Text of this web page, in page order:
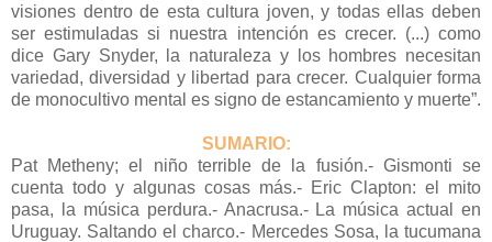
visiones dentro de esta cultura joven, y todas ellas deben
ser estimuladas si nuestra intención es crecer. (...) como
dice Gary Snyder, la naturaleza y los hombres necesitan
variedad, diversidad y libertad para crecer. Cualquier forma
de monocultivo mental es signo de estancamiento y muerte”.
SUMARIO:
Pat Metheny; el niño terrible de la fusión.- Gismonti se
cuenta todo y algunas cosas más.- Eric Clapton: el mito
pasa, la música perdura.- Anacrusa.- La música actual en
Uruguay. Saltando el charco.- Mercedes Sosa, la tucumana